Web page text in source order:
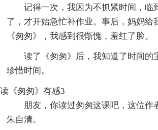
记得一次，我因为不抓紧时间，临
了，才开始急忙补作业。事后，妈妈给
《匆匆》，我感到很惭愧，羞红了脸。
读了《匆匆》后，我知道了时间的
珍惜时间。
读《匆匆》有感3
朋友，你读过匆匆这课吧，这位作
朱自清。